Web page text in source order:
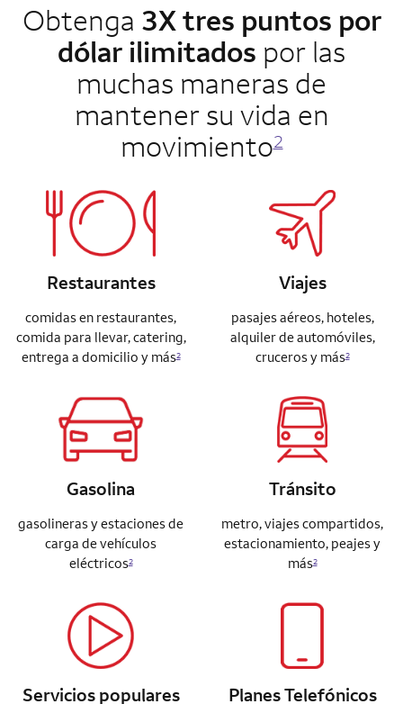
Obtenga 3X tres puntos por
dólar ilimitados por las
muchas maneras de
mantener su vida en
movimiento2
Restaurantes
comidas en restaurantes,
comida para llevar, catering,
entrega a domicilio y más2
Viajes
pasajes aéreos, hoteles,
alquiler de automóviles,
cruceros y más2
Gasolina
gasolineras y estaciones de
carga de vehículos
eléctricos2
Tránsito
metro, viajes compartidos,
estacionamiento, peajes y
más2
Servicios populares
Planes Telefónicos